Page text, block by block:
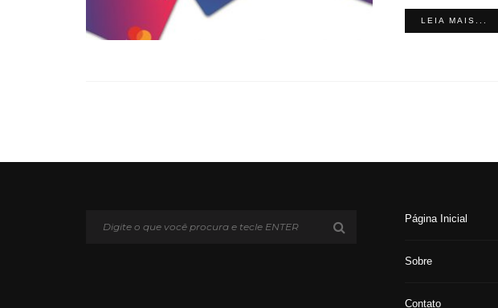
LEIA MAIS...
Página Inicial
Sobre
Contato